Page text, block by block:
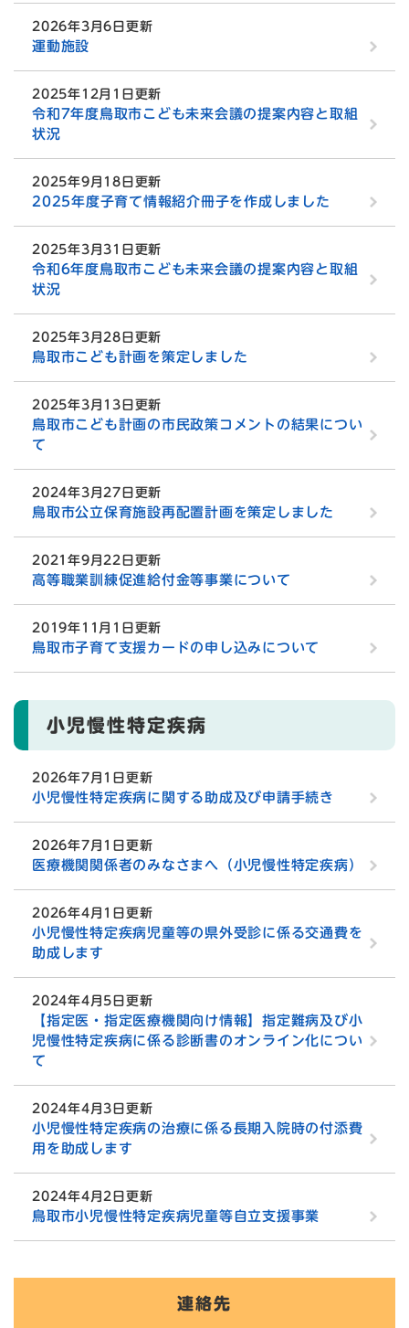
2026年3月6日更新
運動施設
2025年12月1日更新
令和7年度鳥取市こども未来会議の提案内容と取組
状況
2025年9月18日更新
2025年度子育て情報紹介冊子を作成しました
2025年3月31日更新
令和6年度鳥取市こども未来会議の提案内容と取組
状況
2025年3月28日更新
鳥取市こども計画を策定しました
2025年3月13日更新
鳥取市こども計画の市民政策コメントの結果につい
て
2024年3月27日更新
鳥取市公立保育施設再配置計画を策定しました
2021年9月22日更新
高等職業訓練促進給付金等事業について
2019年11月1日更新
鳥取市子育て支援カードの申し込みについて
小児慢性特定疾病
2026年7月1日更新
小児慢性特定疾病に関する助成及び申請手続き
2026年7月1日更新
医療機関関係者のみなさまへ（小児慢性特定疾病）
2026年4月1日更新
小児慢性特定疾病児童等の県外受診に係る交通費を
助成します
2024年4月5日更新
【指定医・指定医療機関向け情報】指定難病及び小
児慢性特定疾病に係る診断書のオンライン化につい
て
2024年4月3日更新
小児慢性特定疾病の治療に係る長期入院時の付添費
用を助成します
2024年4月2日更新
鳥取市小児慢性特定疾病児童等自立支援事業
連絡先